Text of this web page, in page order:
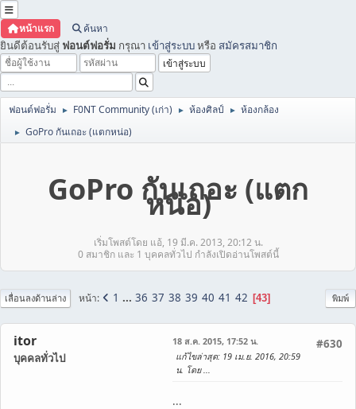
หน้าแรก ค้นหา
ยินดีต้อนรับสู่ ฟอนต์ฟอรั่ม กรุณา เข้าสู่ระบบหรือ สมัครสมาชิก
ฟอนต์ฟอรั่ม ► F0NT Community (เก่า) ► ห้องศิลป์ ► ห้องกล้อง
► GoPro กันเถอะ (แตกหน่อ)
GoPro กันเถอะ (แตก
หน่อ)
เริ่มโพสต์โดย แอ้, 19 มี.ค. 2013, 20:12 น.
0 สมาชิก และ 1 บุคคลทั่วไป กำลังเปิดอ่านโพสต์นี้
พิมพ์
เลื่อนลงด้านล่าง หน้า 1 ... 36 37 38 39 40 41 42 43
itor
บุคคลทั่วไป
#630
18 ส.ค. 2015, 17:52 น.
แก้ไขล่าสุด: 19 เม.ย. 2016, 20:59
น. โดย ...
...